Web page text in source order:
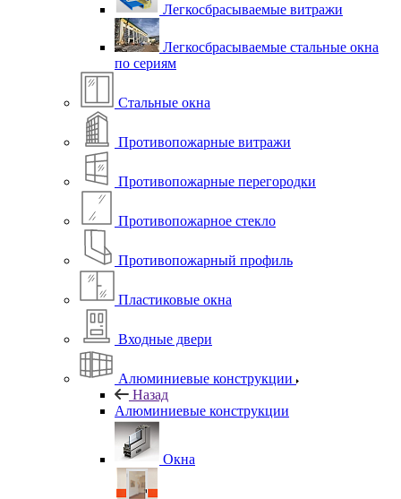
Легкосбрасываемые витражи
Легкосбрасываемые стальные окна
по сериям
Стальные окна
Противопожарные витражи
Противопожарные перегородки
Противопожарное стекло
Противопожарный профиль
Пластиковые окна
Входные двери
Алюминиевые конструкции
Назад
Алюминиевые конструкции
Окна